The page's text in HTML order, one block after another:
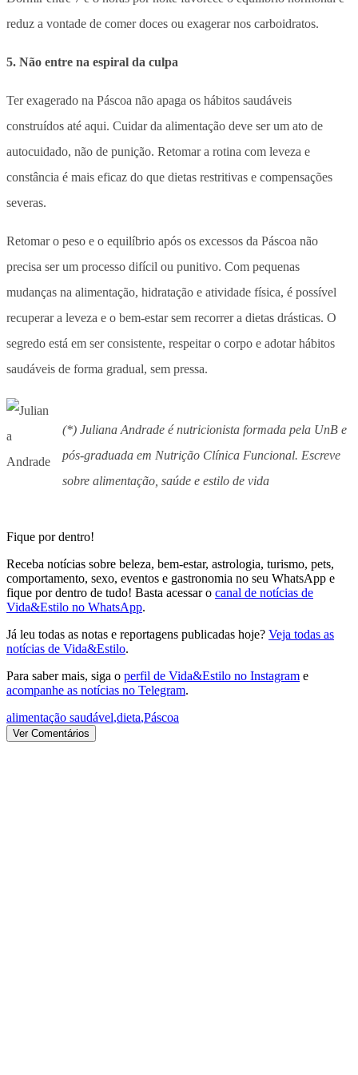
reduz a vontade de comer doces ou exagerar nos carboidratos.
5. Não entre na espiral da culpa
Ter exagerado na Páscoa não apaga os hábitos saudáveis
construídos até aqui. Cuidar da alimentação deve ser um ato de
autocuidado, não de punição. Retomar a rotina com leveza e
constância é mais eficaz do que dietas restritivas e compensações
severas.
Retomar o peso e o equilíbrio após os excessos da Páscoa não
precisa ser um processo difícil ou punitivo. Com pequenas
mudanças na alimentação, hidratação e atividade física, é possível
recuperar a leveza e o bem-estar sem recorrer a dietas drásticas. O
segredo está em ser consistente, respeitar o corpo e adotar hábitos
saudáveis de forma gradual, sem pressa.
(*) Juliana Andrade é nutricionista formada pela UnB e
pós-graduada em Nutrição Clínica Funcional. Escreve
sobre alimentação, saúde e estilo de vida
Fique por dentro!
Receba notícias sobre beleza, bem-estar, astrologia, turismo, pets,
comportamento, sexo, eventos e gastronomia no seu WhatsApp e
fique por dentro de tudo! Basta acessar o canal de notícias de
Vida&Estilo no WhatsApp.
Já leu todas as notas e reportagens publicadas hoje? Veja todas as
notícias de Vida&Estilo.
Para saber mais, siga o perfil de Vida&Estilo no Instagram e
acompanhe as notícias no Telegram.
alimentação saudável,dieta,Páscoa
Ver Comentários